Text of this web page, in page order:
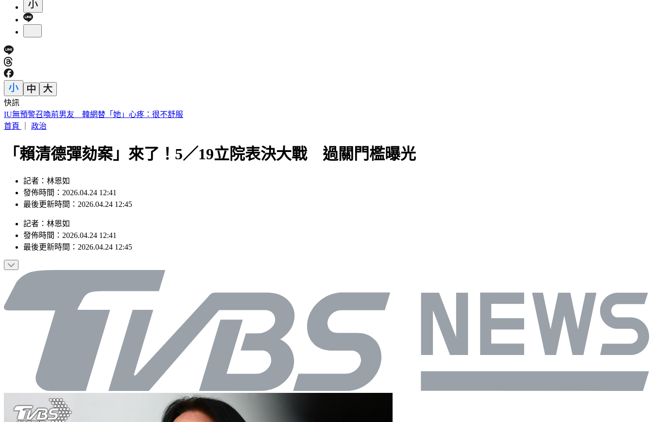
快訊
快訊／財神爺不在家 威力彩頭獎、二獎雙槓龜
首頁
政治
「賴清德彈劾案」來了！5／19立院表決大戰 過關門檻曝光
記者：林恩如
發佈時間：2026.04.24 12:41
最後更新時間：2026.04.24 12:45
記者 ： 林恩如
發佈時間： 2026.04.24 12:41
最後更新時間： 2026.04.24 12:45